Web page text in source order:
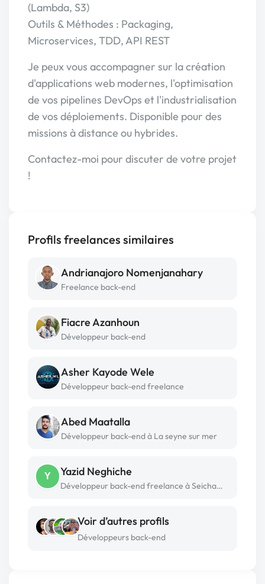
(Lambda, S3)
Outils & Méthodes : Packaging,
Microservices, TDD, API REST
Je peux vous accompagner sur la création
d'applications web modernes, l'optimisation
de vos pipelines DevOps et l'industrialisation
de vos déploiements. Disponible pour des
missions à distance ou hybrides.
Contactez-moi pour discuter de votre projet
!
Profils freelances similaires
Andrianajoro Nomenjanahary
Freelance back-end
Fiacre Azanhoun
Développeur back-end
Asher Kayode Wele
Développeur back-end freelance
Abed Maatalla
Développeur back-end à La seyne sur mer
Y Yazid Neghiche
Développeur back-end freelance à Seichamps
Voir d’autres profils
Développeurs back-end